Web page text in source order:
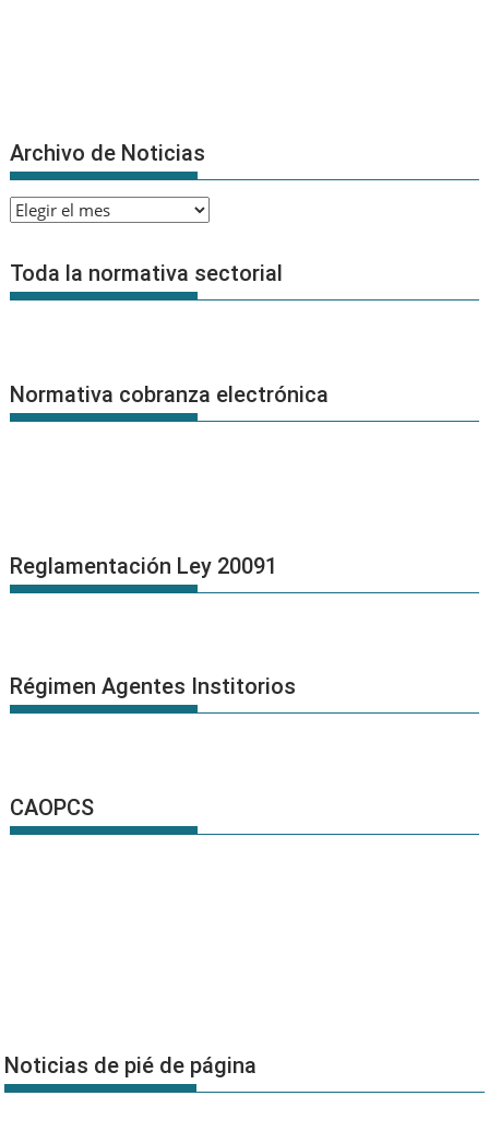
Archivo de Noticias
Archivo
Noticias
Toda la normativa sectorial
Normativa cobranza electrónica
Reglamentación Ley 20091
Régimen Agentes Institorios
CAOPCS
Noticias de pié de página